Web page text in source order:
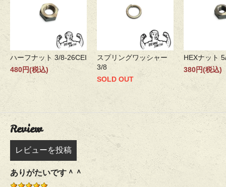
ハーフナット 3/8-26CEI
480円(税込)
スプリングワッシャー
3/8
SOLD OUT
HEXナット
380円(税込)
Review
レビューを投稿
ありがたいです＾＾